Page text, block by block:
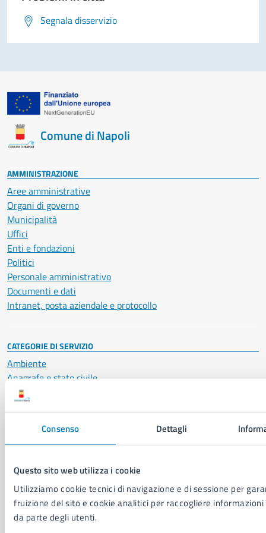
Consenso Dettagli
Questo sito web utilizza i cookie
Utilizziamo cookie tecnici di navigazione e di sessione per
fruizione del sito e cookie analitici per raccogliere
da parte degli utenti.
Segnala disservizio
Comune di Napoli
AMMINISTRAZIONE
Aree amministrative
Organi di governo
Municipalità
Uffici
Enti e fondazioni
Politici
Personale amministrativo
Documenti e dati
Intranet, posta aziendale e protocollo
CATEGORIE DI SERVIZIO
Ambiente
Anagrafe e stato civile
Autorizzazioni
Cultura e tempo libero
Educazione e formazione
Giustizia e sicurezza pubblica
Imprese e commercio
Salute, benessere e assistenza
Servizi Cimiteriali
Vita lavorativa